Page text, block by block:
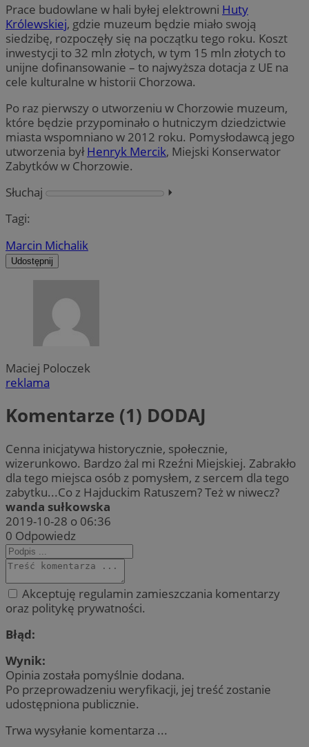
Prace budowlane w hali byłej elektrowni Huty
Królewskiej, gdzie muzeum będzie miało swoją
siedzibę, rozpoczęły się na początku tego roku. Koszt
inwestycji to 32 mln złotych, w tym 15 mln złotych to
unijne dofinansowanie – to najwyższa dotacja z UE na
cele kulturalne w historii Chorzowa.
Po raz pierwszy o utworzeniu w Chorzowie muzeum,
które będzie przypominało o hutniczym dziedzictwie
miasta wspomniano w 2012 roku. Pomysłodawcą jego
utworzenia byłHenryk Mercik, Miejski Konserwator
Zabytków w Chorzowie.
Słuchaj
⏵︎
Tagi:
Marcin Michalik
Udostępnij
Maciej Poloczek
reklama
Komentarze (1) DODAJ
Cenna inicjatywa historycznie, społecznie,
wizerunkowo. Bardzo żal mi Rzeźni Miejskiej. Zabrakło
dla tego miejsca osób z pomysłem, z sercem dla tego
zabytku...Co z Hajduckim Ratuszem? Też w niwecz?
wanda sułkowska
2019-10-28 o 06:36
0 Odpowiedz
Akceptuję regulamin zamieszczania komentarzy
oraz politykę prywatności.
Błąd:
Wynik:
Opinia została pomyślnie dodana.
Po przeprowadzeniu weryfikacji, jej treść zostanie
udostępniona publicznie.
Trwa wysyłanie komentarza ...